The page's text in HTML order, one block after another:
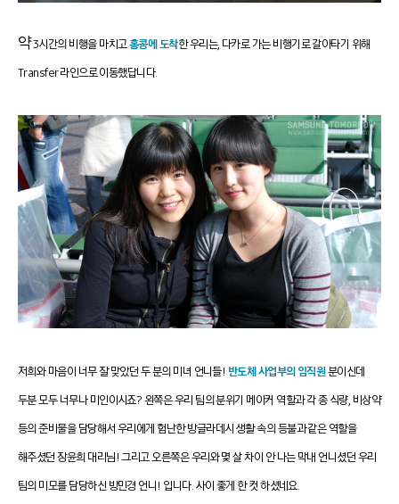
약3시간의 비행을 마치고홍콩에 도착한 우리는, 다카로 가는 비행기로 갈아타기 위해
Transfer 라인으로 이동했답니다.
저희와 마음이 너무 잘 맞았던 두 분의 미녀 언니들! 반도체 사업부의 임직원분이신데
두분 모두 너무나 미인이시죠?왼쪽은 우리 팀의 분위기 메이커 역할과 각 종 식량, 비상약
등의 준비물을 담당해서 우리에게 험난한 방글라데시 생활 속의 등불과 같은 역할을
해주셨던 장윤희 대리님! 그리고 오른쪽은 우리와 몇 살 차이 안 나는 막내 언니셨던 우리
팀의 미모를 담당하신 방민경 언니! 입니다. 사이 좋게 한 컷 하셨네요.